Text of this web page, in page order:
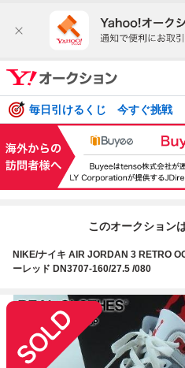
毎日引けるくじ 今すぐ挑戦
このオークション
NIKE/ナイキ AIR JORDAN 3 RETRO
ーレッド DN3707-160/27.5 /080